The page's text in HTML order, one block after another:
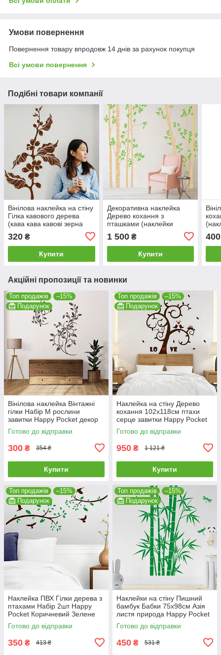
Умови повернення
Повернення товару впродовж 14 днів за рахунок покупця
Всі умови повернення
Подібні товари компанії
Вінілова наклейка на стіну
Гілка кавового дерева
(кава кава кавові зерна
Африка) матова 590х1000
мм
320 ₴
Купити
Декоративна наклейка
Дерево кохання з
пташками (наклейки
великі) матова 1200х762
мм
1 500₴
Купити
400
Акційні пропозиції та новинки
Топ продажів
–15%
Подарунок
Вінілова наклейка Вінтажні
гілки Набір М рослини
завитки Happy Pocket декор
матова Коричневий
Готово до відправки
300 ₴ 354 ₴
Купити
Топ продажів
–15%
Подарунок
Наклейка на стіну Дерево
кохання 102х118см птахи
серце завитки Happy Pocket
Коричневий матовий HP-60-
800/30M
Готово до відправки
950 ₴ 1 121 ₴
Купити
Топ продажів
–15%
Подарунок
Наклейка ПВХ Гілки дерева з
птахами Набір 2шт Happy
Pocket Коричневий Зелене
листя матовий HP-056-
800/62M
Готово до відправки
350 ₴ 413 ₴
Топ продажів
–15%
Подарунок
Наклейки на стіну Пишний
бамбук Бабки 75х98см Азія
листя природа Happy Pocket
Зелений матовий HP-069S-
062M
Готово до відправки
450 ₴ 531 ₴